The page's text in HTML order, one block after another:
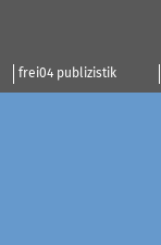
frei04 publizistik